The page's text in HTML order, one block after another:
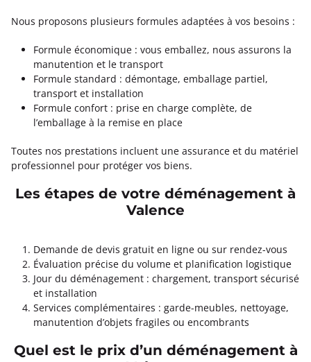
Nous proposons plusieurs formules adaptées à vos besoins :
Formule économique : vous emballez, nous assurons la
manutention et le transport
Formule standard : démontage, emballage partiel,
transport et installation
Formule confort : prise en charge complète, de
l’emballage à la remise en place
Toutes nos prestations incluent une assurance et du matériel
professionnel pour protéger vos biens.
Les étapes de votre déménagement à
Valence
Demande de devis gratuit en ligne ou sur rendez-vous
Évaluation précise du volume et planification logistique
Jour du déménagement : chargement, transport sécurisé
et installation
Services complémentaires : garde-meubles, nettoyage,
manutention d’objets fragiles ou encombrants
Quel est le prix d’un déménagement à